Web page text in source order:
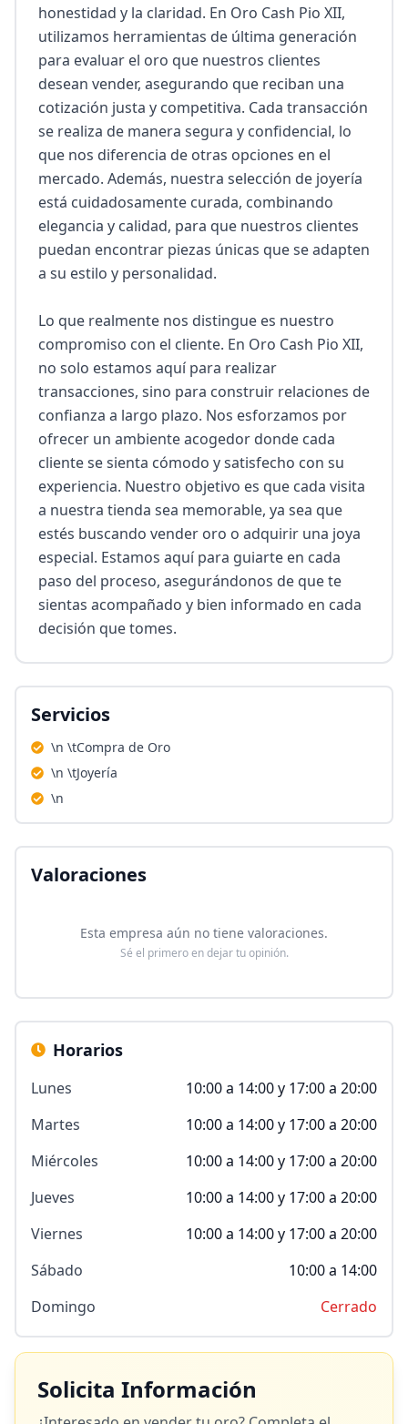
honestidad y la claridad. En Oro Cash Pio XII,
utilizamos herramientas de última generación
para evaluar el oro que nuestros clientes
desean vender, asegurando que reciban una
cotización justa y competitiva. Cada transacción
se realiza de manera segura y confidencial, lo
que nos diferencia de otras opciones en el
mercado. Además, nuestra selección de joyería
está cuidadosamente curada, combinando
elegancia y calidad, para que nuestros clientes
puedan encontrar piezas únicas que se adapten
a su estilo y personalidad.
Lo que realmente nos distingue es nuestro
compromiso con el cliente. En Oro Cash Pio XII,
no solo estamos aquí para realizar
transacciones, sino para construir relaciones de
confianza a largo plazo. Nos esforzamos por
ofrecer un ambiente acogedor donde cada
cliente se sienta cómodo y satisfecho con su
experiencia. Nuestro objetivo es que cada visita
a nuestra tienda sea memorable, ya sea que
estés buscando vender oro o adquirir una joya
especial. Estamos aquí para guiarte en cada
paso del proceso, asegurándonos de que te
sientas acompañado y bien informado en cada
decisión que tomes.
Servicios
\n \tCompra de Oro
\n \tJoyería
\n
Valoraciones
Esta empresa aún no tiene valoraciones.
Sé el primero en dejar tu opinión.
Horarios
Lunes
10:00 a 14:00 y 17:00 a 20:00
Martes
10:00 a 14:00 y 17:00 a 20:00
Miércoles
10:00 a 14:00 y 17:00 a 20:00
Jueves
10:00 a 14:00 y 17:00 a 20:00
Viernes
10:00 a 14:00 y 17:00 a 20:00
Sábado
10:00 a 14:00
Domingo
Cerrado
Solicita Información